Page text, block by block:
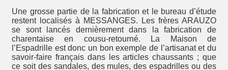
Une grosse partie de la fabrication et le bureau d’étude
restent localisés à MESSANGES. Les frères ARAUZO
se sont lancés dernièrement dans la fabrication de
charentaise en cousu-retourné. La Maison de
l’Espadrille est donc un bon exemple de l’artisanat et du
savoir-faire français dans les articles chaussants ; que
ce soit des sandales, des mules, des espadrilles ou des